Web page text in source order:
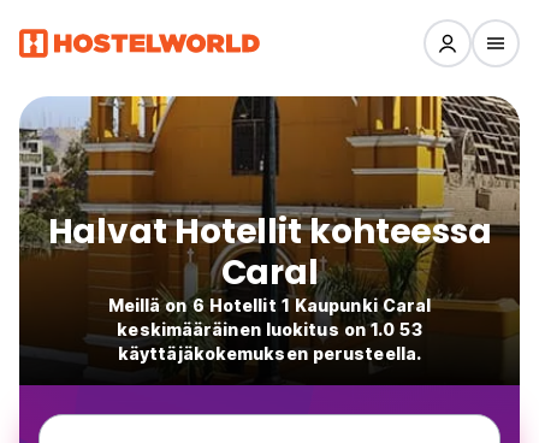
Halvat Hotellit kohteessa
Caral
Meillä on 6 Hotellit 1 Kaupunki Caral
keskimääräinen luokitus on 1.0 53
käyttäjäkokemuksen perusteella.